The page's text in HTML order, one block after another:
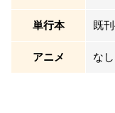
単行本 既
アニメ なし